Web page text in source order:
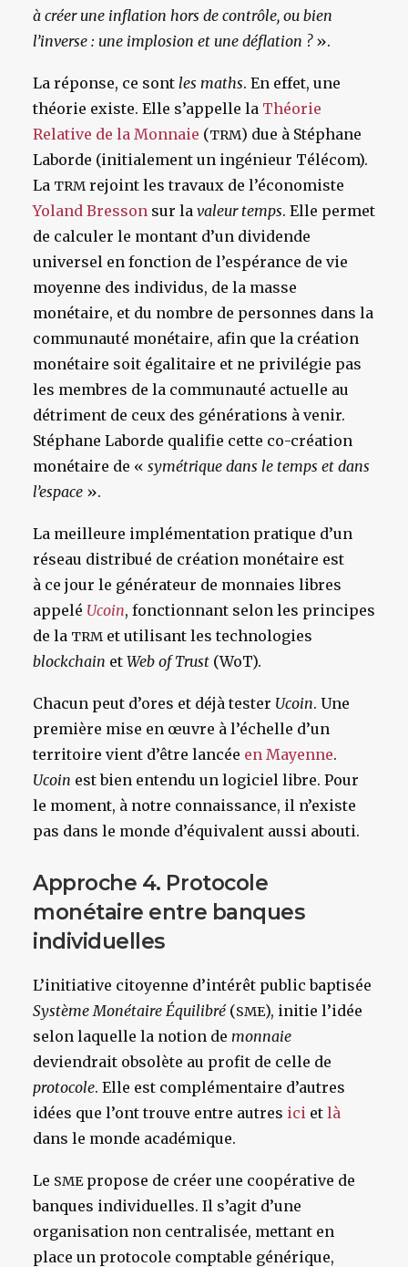
à créer une inflation hors de contrôle, ou bien
l’inverse : une implosion et une déflation ?».
La réponse, ce sont les maths. En effet, une
théorie existe. Elle s’appelle la Théorie
Relative de la Monnaie (TRM) due à Stéphane
Laborde (initialement un ingénieur Télécom).
La TRMrejoint les travaux de l’économiste
Yoland Bresson sur la valeur temps. Elle permet
de calculer le montant d’un dividende
universel en fonction de l’espérance de vie
moyenne des individus, de la masse
monétaire, et du nombre de personnes dans la
communauté monétaire, afin que la création
monétaire soit égalitaire et ne privilégie pas
les membres de la communauté actuelle au
détriment de ceux des générations à venir.
Stéphane Laborde qualifie cette co-création
monétaire de « symétrique dans le temps et dans
l’espace ».
La meilleure implémentation pratique d’un
réseau distribué de création monétaire est
à ce jour le générateur de monnaies libres
appelé Ucoin, fonctionnant selon les principes
de la TRMet utilisant les technologies
blockchain et Web of Trust (WoT).
Chacun peut d’ores et déjà tester Ucoin. Une
première mise en œuvre à l’échelle d’un
territoire vient d’être lancée en Mayenne.
Ucoin est bien entendu un logiciel libre. Pour
le moment, à notre connaissance, il n’existe
pas dans le monde d’équivalent aussi abouti.
Approche 4. Protocole
monétaire entre banques
individuelles
L’initiative citoyenne d’intérêt public baptisée
Système Monétaire Équilibré(SME), initie l’idée
selon laquelle la notion de monnaie
deviendrait obsolète au profit de celle de
protocole. Elle est complémentaire d’autres
idées que l’ont trouve entre autres ici et là
dans le monde académique.
Le SMEpropose de créer une coopérative de
banques individuelles. Il s’agit d’une
organisation non centralisée, mettant en
place un protocole comptable générique,